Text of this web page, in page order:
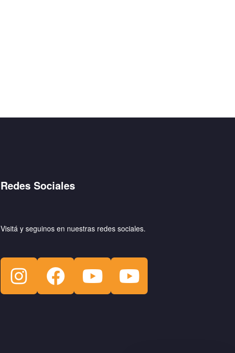
Redes Sociales
Visitá y seguinos en nuestras redes sociales.